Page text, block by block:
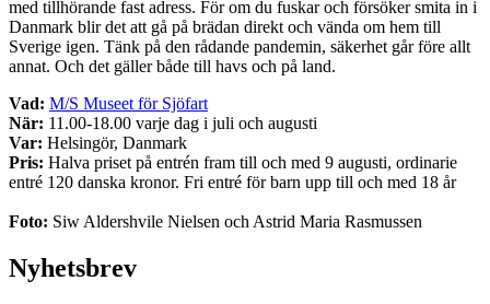
med tillhörande fast adress. För om du fuskar och försöker smita in i
Danmark blir det att gå på brädan direkt och vända om hem till
Sverige igen. Tänk på den rådande pandemin, säkerhet går före allt
annat. Och det gäller både till havs och på land.
Vad: M/S Museet för Sjöfart
När: 11.00-18.00 varje dag i juli och augusti
Var: Helsingör, Danmark
Pris: Halva priset på entrén fram till och med 9 augusti, ordinarie
entré 120 danska kronor. Fri entré för barn upp till och med 18 år
Foto: Siw Aldershvile Nielsen och Astrid Maria Rasmussen
Nyhetsbrev